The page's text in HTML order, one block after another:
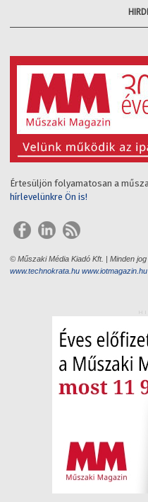
Értesüljön folyamatosan a
hírlevelünkre Ön is!
© Műszaki Média Kiadó Kft. | Minden
www.technokrata.hu www.iotmagazin.hu